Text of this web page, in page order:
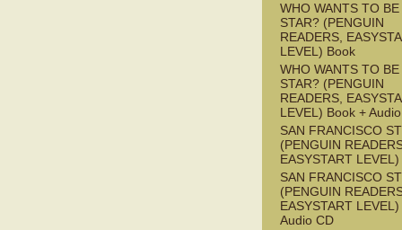
WHO WANTS TO BE
STAR? (PENGUIN
READERS,
LEVEL) Book
WHO WANTS TO BE
STAR? (PENGUIN
READERS,
LEVEL) Book +
SAN FRANCISCO
(PENGUIN
EASYSTART
SAN FRANCISCO
(PENGUIN
EASYSTART
Audio CD